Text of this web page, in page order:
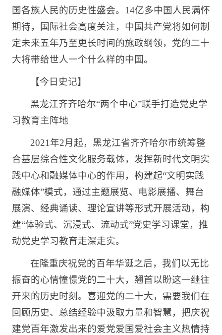
国各族人民的历史性盛会。14亿多中国人民满怀
期待，国际社会高度关注，中国共产党将如何制
定未来五年乃至更长时间的施政纲领，党的二十
大将带给世人一个什么样的中国。
【今日史记】
黑龙江齐齐哈尔“两个中心”联手打造党史学
习教育主阵地
2021年2月起，黑龙江省齐齐哈尔市统筹整
合基层综合性文化服务载体，发挥新时代文明实
践中心和融媒体中心的作用，构建起“文明实践
融媒体”模式，通过主题展览、电影展播、舞台
展演、经典诵读、理论宣讲等形式开展活动，构
建“体验式、沉浸式、流动式”党史学习课堂，推
动党史学习教育走深走实。
在隆重庆祝党的百年华诞之后，我们以无比
振奋的心情憧憬党的二十大，翘首以盼这一继往
开来的历史时刻。喜迎党的二十大，需要我们在
回顾历史、总结经验中汲取力量和智慧，把庆祝
建党百年激发出来的爱党爱国爱社会主义热情持